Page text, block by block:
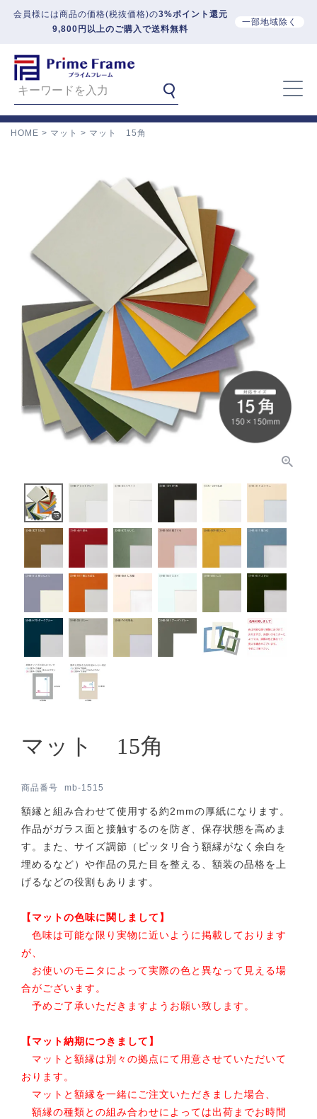
会員様には商品の価格(税抜価格)の3%ポイント還元
9,800円以上のご購入で送料無料
一部地域除く
HOME マット マット 15角
マット 15角
商品番号 mb-1515
額縁と組み合わせて使用する約2mmの厚紙になります。
作品がガラス面と接触するのを防ぎ、保存状態を高めま
す。また、サイズ調節（ピッタリ合う額縁がなく余白を
埋めるなど）や作品の見た目を整える、額装の品格を上
げるなどの役割もあります。
【マットの色味に関しまして】
色味は可能な限り実物に近いように掲載しております
が、
お使いのモニタによって実際の色と異なって見える場
合がございます。
予めご了承いただきますようお願い致します。
【マット納期につきまして】
マットと額縁は別々の拠点にて用意させていただいて
おります。
マットと額縁を一緒にご注文いただきました場合、
額縁の種類との組み合わせによっては出荷までお時間